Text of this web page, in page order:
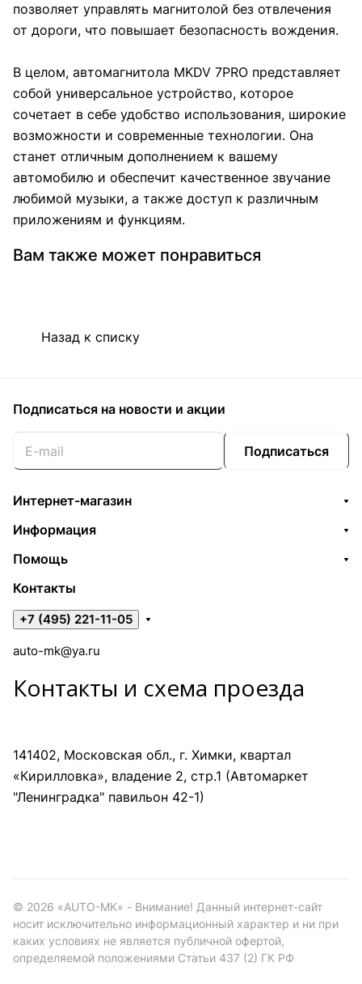
позволяет управлять магнитолой без отвлечения
от дороги, что повышает безопасность вождения.
В целом, автомагнитола MKDV 7PRO представляет
собой универсальное устройство, которое
сочетает в себе удобство использования, широкие
возможности и современные технологии. Она
станет отличным дополнением к вашему
автомобилю и обеспечит качественное звучание
любимой музыки, а также доступ к различным
приложениям и функциям.
Вам также может понравиться
Назад к списку
Подписаться на новости и акции
Подписаться
Интернет-магазин
Информация
Помощь
Контакты
+7 (495) 221-11-05
auto-mk@ya.ru
Контакты и схема проезда
141402, Московская обл., г. Химки, квартал
«Кирилловка», владение 2, стр.1 (Автомаркет
"Ленинградка" павильон 42-1)
© 2026 «AUTO-MK» - Внимание! Данный интернет-сайт
носит исключительно информационный характер и ни при
каких условиях не является публичной офертой,
определяемой положениями Статьи 437 (2) ГК РФ